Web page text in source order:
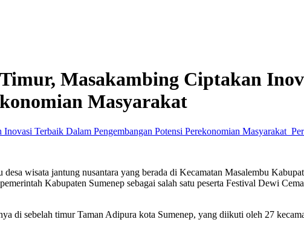
Masakambing Ciptakan
Masyarakat
desa wisata jantung nusantara yang berada di Kecamatan Masalembu
Kabupaten Sumenep sebagai salah satu peserta Festival Dewi
di sebelah timur Taman Adipura kota Sumenep, yang diikuti oleh 27